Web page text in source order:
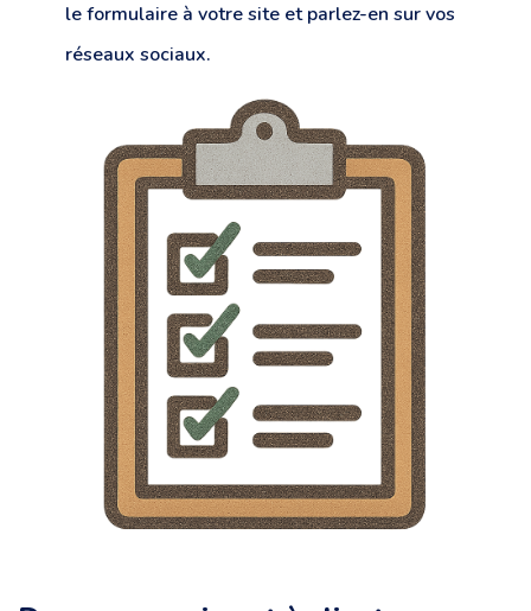
le formulaire à votre site et parlez-en sur vos
réseaux sociaux.